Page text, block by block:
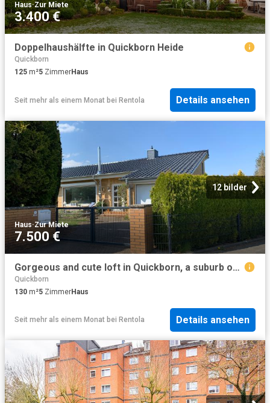
Haus·Zur Miete
3.400 €
Doppelhaushälfte in Quickborn Heide
Quickborn
125 m²5 ZimmerHaus
Seit mehr als einem Monat bei Rentola Details ansehen
12 bilder
Haus·Zur Miete
7.500 €
Gorgeous and cute loft in Quickborn, a suburb of Hamburg Internet 50 MBit
Quickborn
130 m²5 ZimmerHaus
Seit mehr als einem Monat bei Rentola Details ansehen